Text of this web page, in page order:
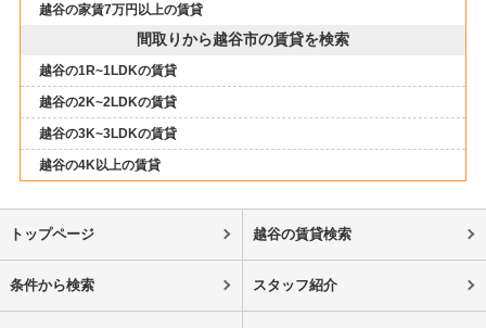
越谷の家賃7万円以上の賃貸
間取りから越谷市の賃貸を検索
越谷の1R~1LDKの賃貸
越谷の2K~2LDKの賃貸
越谷の3K~3LDKの賃貸
越谷の4K以上の賃貸
トップページ 越谷の賃貸検索
条件から検索 スタッフ紹介